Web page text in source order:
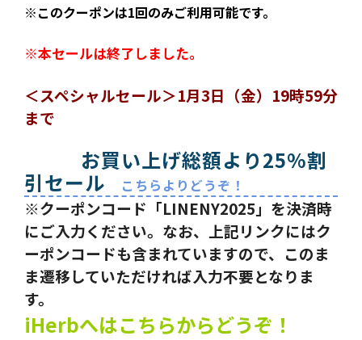
※このクーポンは1回のみご利用可能です。
※本セールは終了しました。
＜スペシャルセール＞1月3日（金）19時59分
まで
お買い上げ総額より25%割
引セール
こちらよりどうぞ！
※クーポンコード「LINENY2025」を決済時
にご入力ください。なお、上記リンクにはク
ーポンコードも含まれていますので、このま
ま遷移していただければ入力不要となりま
す。
iHerbへはこちらからどうぞ！